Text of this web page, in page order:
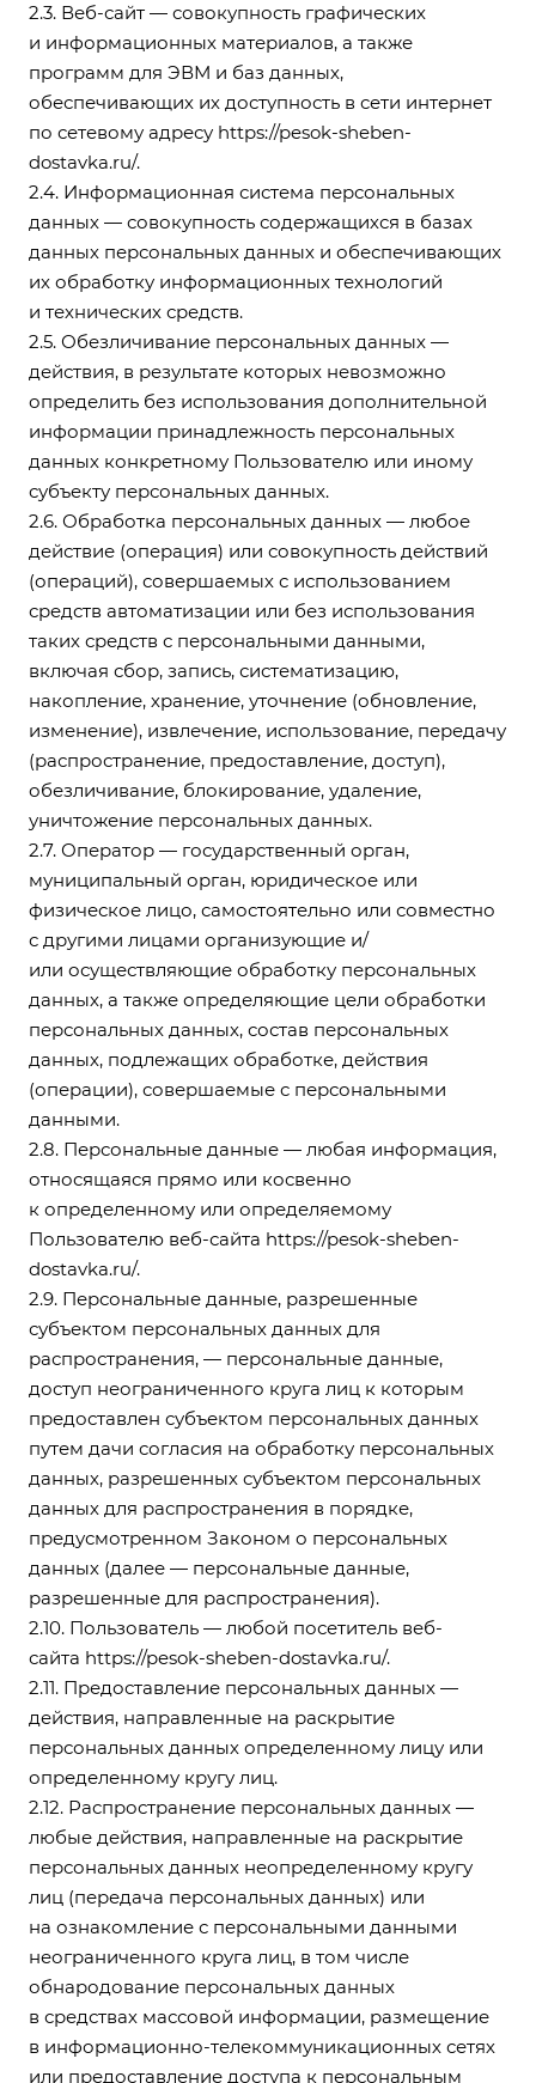
2.3. Веб-сайт — совокупность графических
и информационных материалов, а также
программ для ЭВМ и баз данных,
обеспечивающих их доступность в сети интернет
по сетевому адресу https://pesok-sheben-
dostavka.ru/.
2.4. Информационная система персональных
данных — совокупность содержащихся в базах
данных персональных данных и обеспечивающих
их обработку информационных технологий
и технических средств.
2.5. Обезличивание персональных данных —
действия, в результате которых невозможно
определить без использования дополнительной
информации принадлежность персональных
данных конкретному Пользователю или иному
субъекту персональных данных.
2.6. Обработка персональных данных — любое
действие (операция) или совокупность действий
(операций), совершаемых с использованием
средств автоматизации или без использования
таких средств с персональными данными,
включая сбор, запись, систематизацию,
накопление, хранение, уточнение (обновление,
изменение), извлечение, использование, передачу
(распространение, предоставление, доступ),
обезличивание, блокирование, удаление,
уничтожение персональных данных.
2.7. Оператор — государственный орган,
муниципальный орган, юридическое или
физическое лицо, самостоятельно или совместно
с другими лицами организующие и/
или осуществляющие обработку персональных
данных, а также определяющие цели обработки
персональных данных, состав персональных
данных, подлежащих обработке, действия
(операции), совершаемые с персональными
данными.
2.8. Персональные данные — любая информация,
относящаяся прямо или косвенно
к определенному или определяемому
Пользователю веб-сайта https://pesok-sheben-
dostavka.ru/.
2.9. Персональные данные, разрешенные
субъектом персональных данных для
распространения, — персональные данные,
доступ неограниченного круга лиц к которым
предоставлен субъектом персональных данных
путем дачи согласия на обработку персональных
данных, разрешенных субъектом персональных
данных для распространения в порядке,
предусмотренном Законом о персональных
данных (далее — персональные данные,
разрешенные для распространения).
2.10. Пользователь — любой посетитель веб-
сайта https://pesok-sheben-dostavka.ru/.
2.11. Предоставление персональных данных —
действия, направленные на раскрытие
персональных данных определенному лицу или
определенному кругу лиц.
2.12. Распространение персональных данных —
любые действия, направленные на раскрытие
персональных данных неопределенному кругу
лиц (передача персональных данных) или
на ознакомление с персональными данными
неограниченного круга лиц, в том числе
обнародование персональных данных
в средствах массовой информации, размещение
в информационно-телекоммуникационных сетях
или предоставление доступа к персональным